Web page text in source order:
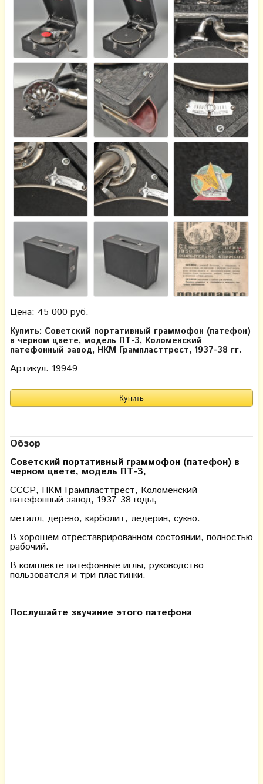
Цена: 45 000 руб.
Купить: Советский портативный граммофон (патефон)
в черном цвете, модель ПТ-3, Коломенский
патефонный завод, НКМ Грампласттрест, 1937-38 гг.
Артикул: 19949
Обзор
Советский портативный граммофон (патефон) в
черном цвете, модель ПТ-3,
СССР, НКМ Грампласттрест, Коломенский
патефонный завод, 1937-38 годы,
металл, дерево, карболит, ледерин, сукно.
В хорошем отреставрированном состоянии, полностью
рабочий.
В комплекте патефонные иглы, руководство
пользователя и три пластинки.
Послушайте звучание этого патефона